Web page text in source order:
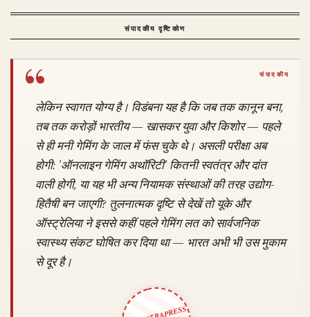
संपादकीय दृष्टिकोण
लेकिन स्वागत योग्य है। विडंबना यह है कि जब तक कानून बना,
तब तक करोड़ों भारतीय — खासकर युवा और किशोर — पहले
से ही मनी गेमिंग के जाल में फंस चुके थे। असली परीक्षा अब
होगी: 'ऑनलाइन गेमिंग अथॉरिटी' कितनी स्वतंत्र और दांत
वाली होगी, या यह भी अन्य नियामक संस्थाओं की तरह उद्योग-
हितैषी बन जाएगी? तुलनात्मक दृष्टि से देखें तो यूके और
ऑस्ट्रेलिया ने इससे कहीं पहले गेमिंग लत को सार्वजनिक
स्वास्थ्य संकट घोषित कर दिया था — भारत अभी भी उस मुकाम
से दूर है।